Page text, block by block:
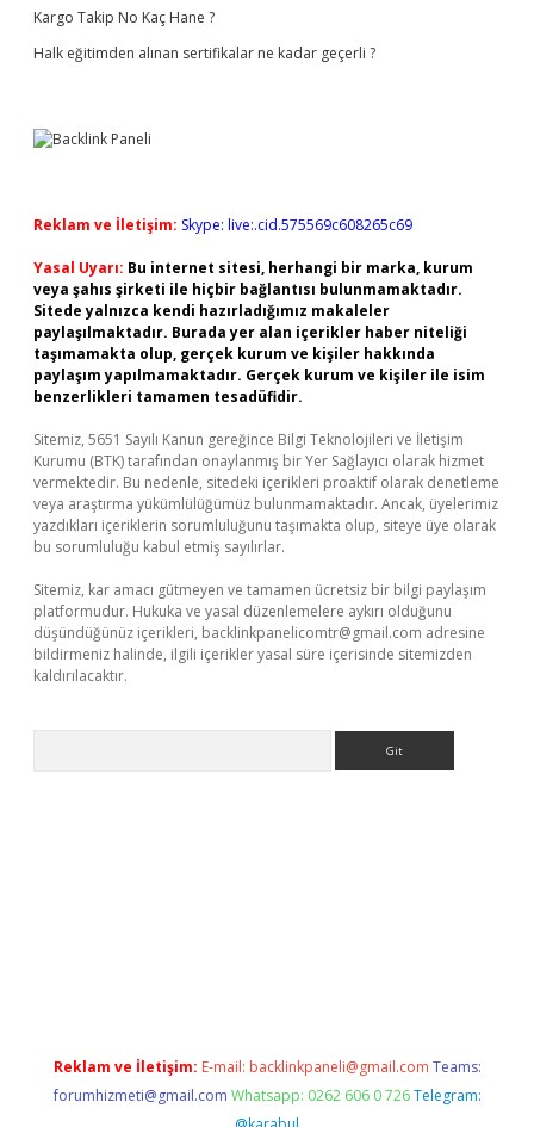
Kargo Takip No Kaç Hane ?
Halk eğitimden alınan sertifikalar ne kadar geçerli ?
Reklam ve İletişim: Skype: live:.cid.575569c608265c69
Yasal Uyarı: Bu internet sitesi, herhangi bir marka, kurum
veya şahıs şirketi ile hiçbir bağlantısı bulunmamaktadır.
Sitede yalnızca kendi hazırladığımız makaleler
paylaşılmaktadır. Burada yer alan içerikler haber niteliği
taşımamakta olup, gerçek kurum ve kişiler hakkında
paylaşım yapılmamaktadır. Gerçek kurum ve kişiler ile isim
benzerlikleri tamamen tesadüfidir.
Sitemiz, 5651 Sayılı Kanun gereğince Bilgi Teknolojileri ve İletişim
Kurumu (BTK) tarafından onaylanmış bir Yer Sağlayıcı olarak hizmet
vermektedir. Bu nedenle, sitedeki içerikleri proaktif olarak denetleme
veya araştırma yükümlülüğümüz bulunmamaktadır. Ancak, üyelerimiz
yazdıkları içeriklerin sorumluluğunu taşımakta olup, siteye üye olarak
bu sorumluluğu kabul etmiş sayılırlar.
Sitemiz, kar amacı gütmeyen ve tamamen ücretsiz bir bilgi paylaşım
platformudur. Hukuka ve yasal düzenlemelere aykırı olduğunu
düşündüğünüz içerikleri, backlinkpanelicomtr@gmail.com adresine
bildirmeniz halinde, ilgili içerikler yasal süre içerisinde sitemizden
kaldırılacaktır.
Reklam ve İletişim: E-mail: backlinkpaneli@gmail.com Teams:
forumhizmeti@gmail.com Whatsapp: 0262 606 0 726 Telegram: